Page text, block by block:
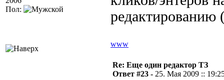
Пол:
редактированию
www
Re: Еще один редактор ТЗ
Ответ #23 - 25. Мая 2009 ::